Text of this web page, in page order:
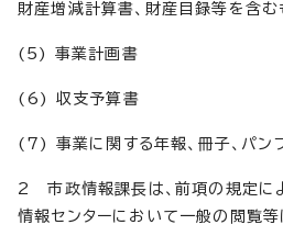
財産増減計算書、財産目録等を含む
(5) 事業計画書
(6) 収支予算書
(7) 事業に関する年報、冊子、パン
2 市政情報課長は、前項の規定に
情報センターにおいて一般の閲覧等